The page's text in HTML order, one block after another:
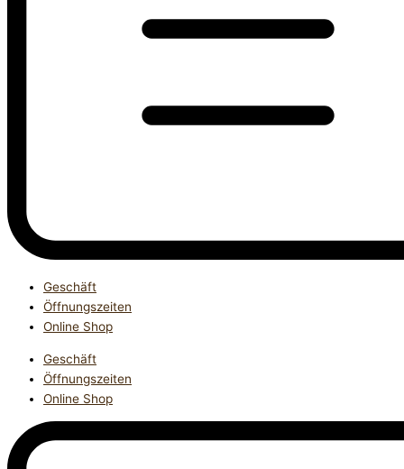
Geschäft
Öffnungszeiten
Online Shop
Geschäft
Öffnungszeiten
Online Shop